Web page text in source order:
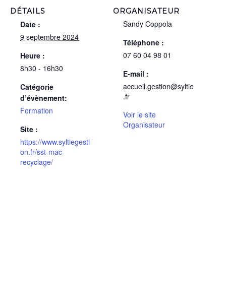
DÉTAILS
Date :
9 septembre 2024
Heure :
8h30 - 16h30
Catégorie
d’évènement:
Formation
Site :
https://www.syltiegesti
on.fr/sst-mac-
recyclage/
ORGANISATEUR
Sandy Coppola
Téléphone :
07 60 04 98 01
E-mail :
accueil.gestion@syltie
.fr
Voir le site
Organisateur